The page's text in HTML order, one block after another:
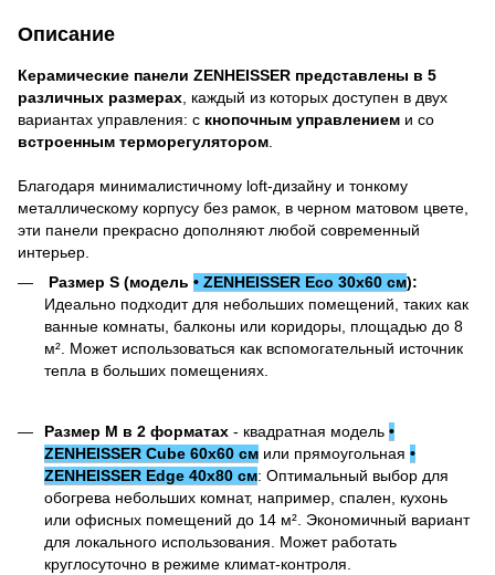
Описание
Керамические панели ZENHEISSER представлены в 5
различных размерах , каждый из которых доступен в двух
вариантах управления: с кнопочным управлением и со
встроенным терморегулятором
Благодаря минималистичному loft-дизайну и тонкому
металлическому корпусу без рамок, в черном матовом цвете,
эти панели прекрасно дополняют любой современный
интерьер.
Размер S (модель • ZENHEISSER Eco 30x60 см):
Идеально подходит для небольших помещений, таких как
ванные комнаты, балконы или коридоры, площадью до 8
м². Может использоваться как вспомогательный источник
тепла в больших помещениях.
Размер M в 2 форматах - квадратная модель •
ZENHEISSER Cube 60x60 см или прямоугольная •
ZENHEISSER Edge 40х80 см: Оптимальный выбор для
обогрева небольших комнат, например, спален, кухонь
или офисных помещений до 14 м². Экономичный вариант
для локального использования. Может работать
круглосуточно в режиме климат-контроля.